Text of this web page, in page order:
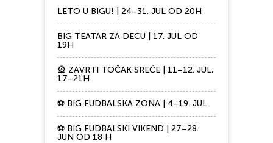
LETO U BIGU! | 24–31. JUL OD 20H
BIG TEATAR ZA DECU | 17. JUL OD
19H
🎡 ZAVRTI TOČAK SREĆE | 11–12. JUL,
17–21H
⚽ BIG FUDBALSKA ZONA | 4–19. JUL
⚽ BIG FUDBALSKI VIKEND | 27–28.
JUN OD 18 H